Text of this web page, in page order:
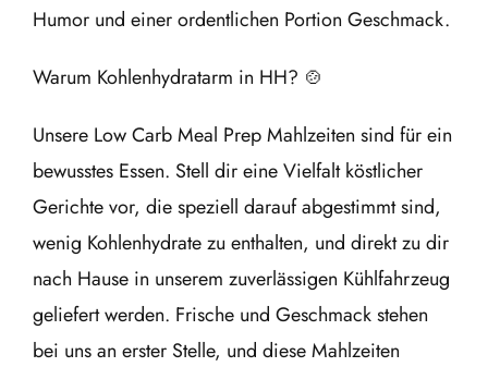
Humor und einer ordentlichen Portion Geschmack.
Warum Kohlenhydratarm in HH? 🍲
Unsere Low Carb Meal Prep Mahlzeiten sind für ein
bewusstes Essen. Stell dir eine Vielfalt köstlicher
Gerichte vor, die speziell darauf abgestimmt sind,
wenig Kohlenhydrate zu enthalten, und direkt zu dir
nach Hause in unserem zuverlässigen Kühlfahrzeug
geliefert werden. Frische und Geschmack stehen
bei uns an erster Stelle, und diese Mahlzeiten